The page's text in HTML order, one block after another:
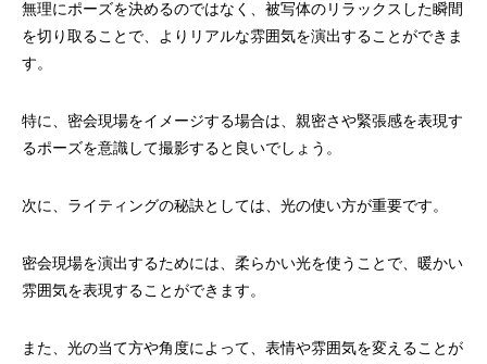
無理にポーズを決めるのではなく、被写体のリラックスした瞬間
を切り取ることで、よりリアルな雰囲気を演出することができま
す。
特に、密会現場をイメージする場合は、親密さや緊張感を表現す
るポーズを意識して撮影すると良いでしょう。
次に、ライティングの秘訣としては、光の使い方が重要です。
密会現場を演出するためには、柔らかい光を使うことで、暖かい
雰囲気を表現することができます。
また、光の当て方や角度によって、表情や雰囲気を変えることが